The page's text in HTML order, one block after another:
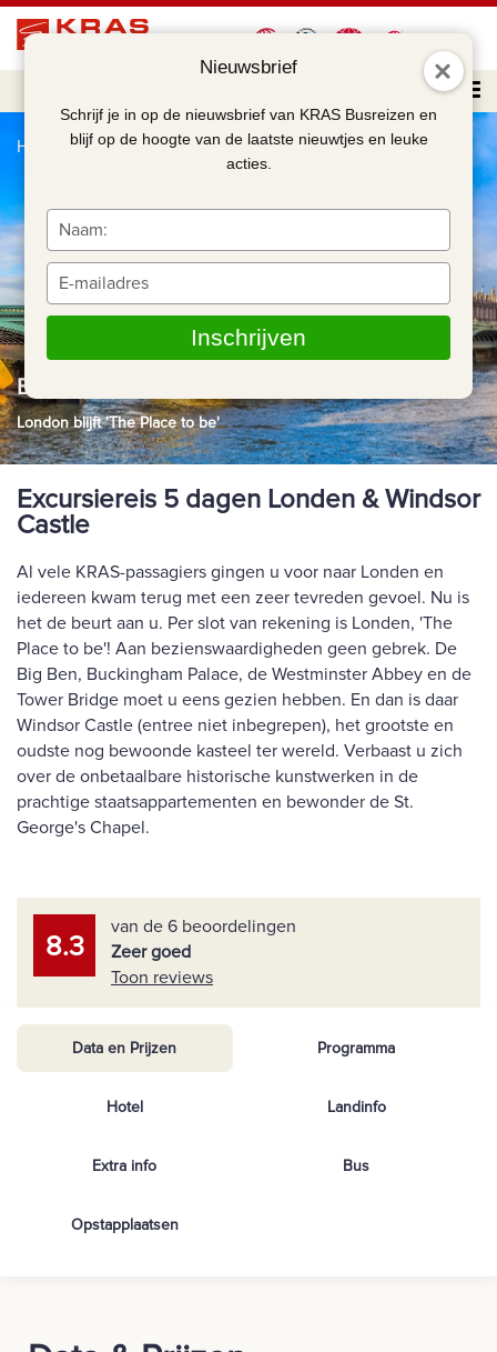
Nieuwsbrief
Schrijf je in op de nieuwsbrief van KRAS Busreizen en
blijf op de hoogte van de laatste nieuwtjes en leuke
acties.
Typ
je
naam
Typ
je
e-
Inschrijven
Home Excursiereis 5 dagen Londen & Windsor Castle
Excursiereis 5 dagen Londen & Windsor Castle
London blijft 'The Place to be'
Excursiereis 5 dagen Londen & Windsor
Castle
Al vele KRAS-passagiers gingen u voor naar Londen en
iedereen kwam terug met een zeer tevreden gevoel. Nu is
het de beurt aan u. Per slot van rekening is Londen, 'The
Place to be'! Aan bezienswaardigheden geen gebrek. De
Big Ben, Buckingham Palace, de Westminster Abbey en de
Tower Bridge moet u eens gezien hebben. En dan is daar
Windsor Castle (entree niet inbegrepen), het grootste en
oudste nog bewoonde kasteel ter wereld. Verbaast u zich
over de onbetaalbare historische kunstwerken in de
prachtige staatsappartementen en bewonder de St.
George's Chapel.
8.3
van de 6 beoordelingen
Zeer goed
Toon reviews
Data en Prijzen Programma
Hotel Landinfo
Extra info Bus
Opstapplaatsen